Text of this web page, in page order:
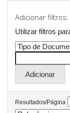
Adicionar filtros:
Utilizar filtros
Resultados/Página